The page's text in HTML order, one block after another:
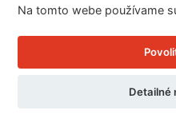
Detail
Na tomto webe používame
Detailné